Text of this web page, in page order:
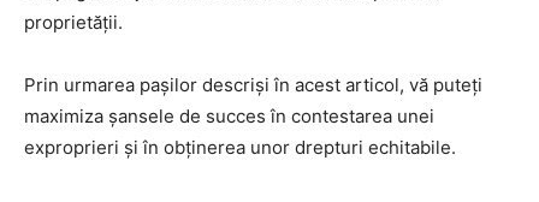
proprietății.
Prin urmarea pașilor descriși în acest articol, vă puteți
maximiza șansele de succes în contestarea unei
exproprieri și în obținerea unor drepturi echitabile.